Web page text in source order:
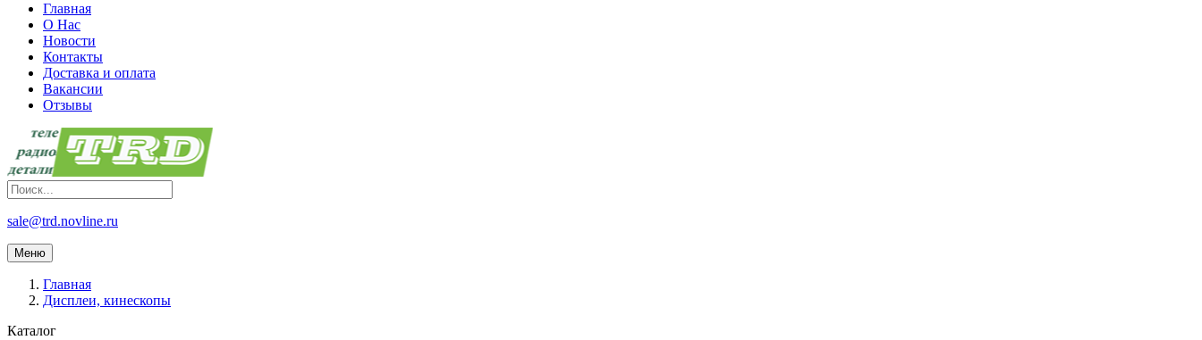
Главная
О Нас
Новости
Контакты
Доставка и оплата
Вакансии
Отзывы
sale@trd.novline.ru
Меню
Главная
Дисплеи, кинескопы
Каталог